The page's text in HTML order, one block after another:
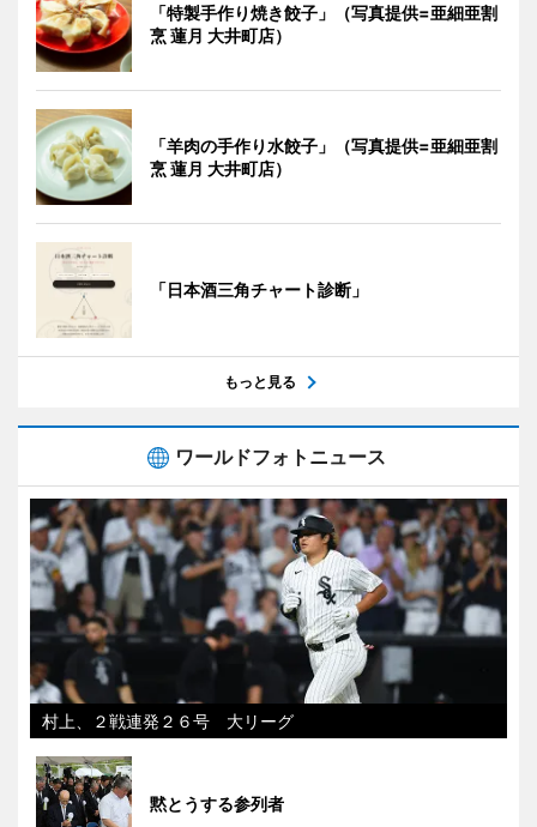
「特製手作り焼き餃子」（写真提供=亜細亜割
烹 蓮月 大井町店）
「羊肉の手作り水餃子」（写真提供=亜細亜割
烹 蓮月 大井町店）
「日本酒三角チャート診断」
もっと見る
ワールドフォトニュース
村上、２戦連発２６号 大リーグ
黙とうする参列者